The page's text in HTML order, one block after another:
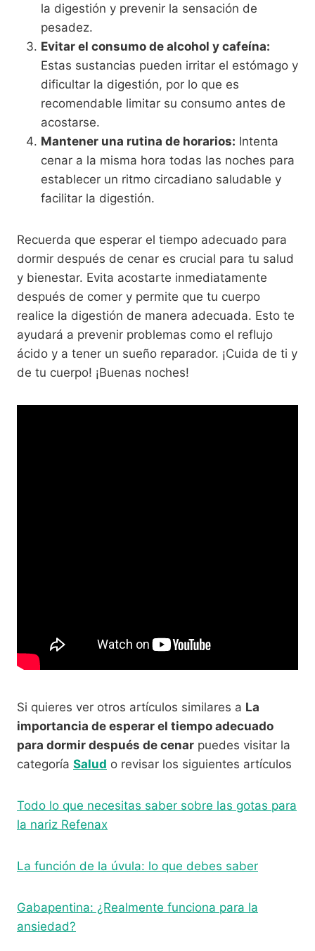
la digestión y prevenir la sensación de
pesadez.
Evitar el consumo de alcohol y cafeína:
Estas sustancias pueden irritar el estómago y
dificultar la digestión, por lo que es
recomendable limitar su consumo antes de
acostarse.
Mantener una rutina de horarios: Intenta
cenar a la misma hora todas las noches para
establecer un ritmo circadiano saludable y
facilitar la digestión.
Recuerda que esperar el tiempo adecuado para
dormir después de cenar es crucial para tu salud
y bienestar. Evita acostarte inmediatamente
después de comer y permite que tu cuerpo
realice la digestión de manera adecuada. Esto te
ayudará a prevenir problemas como el reflujo
ácido y a tener un sueño reparador. ¡Cuida de ti y
de tu cuerpo! ¡Buenas noches!
Si quieres ver otros artículos similares a La
importancia de esperar el tiempo adecuado
para dormir después de cenar puedes visitar la
categoría Salud o revisar los siguientes artículos
Todo lo que necesitas saber sobre las gotas para
la nariz Refenax
La función de la úvula: lo que debes saber
Gabapentina: ¿Realmente funciona para la
ansiedad?